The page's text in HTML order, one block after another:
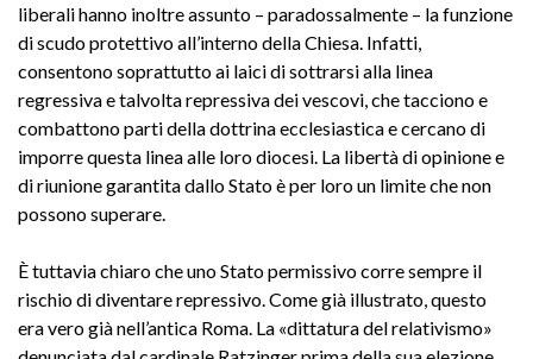
liberali hanno inoltre assunto – paradossalmente – la funzione
di scudo protettivo all’interno della Chiesa. Infatti,
consentono soprattutto ai laici di sottrarsi alla linea
regressiva e talvolta repressiva dei vescovi, che tacciono e
combattono parti della dottrina ecclesiastica e cercano di
imporre questa linea alle loro diocesi. La libertà di opinione e
di riunione garantita dallo Stato è per loro un limite che non
possono superare.
È tuttavia chiaro che uno Stato permissivo corre sempre il
rischio di diventare repressivo. Come già illustrato, questo
era vero già nell’antica Roma. La «dittatura del relativismo»